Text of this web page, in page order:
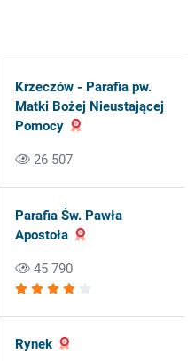
Krzeczów - Parafia pw.
Matki Bożej Nieustającej
Pomocy
26 507
Parafia Św. Pawła
Apostoła
45 790
Rynek